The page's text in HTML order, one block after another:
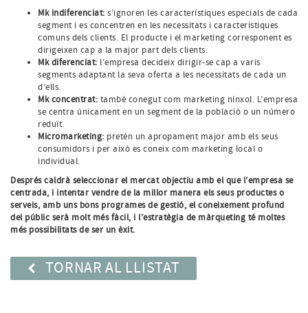
Mk indiferenciat: s’ignoren les característiques especials de cada
segment i es concentren en les necessitats i característiques
comuns dels clients. El producte i el marketing corresponent es
dirigeixen cap a la major part dels clients.
Mk diferenciat: l’empresa decideix dirigir-se cap a varis
segments adaptant la seva oferta a les necessitats de cada un
d’ells.
Mk concentrat: també conegut com marketing nínxol. L’empresa
se centra únicament en un segment de la població o un número
reduït.
Micromarketing: pretén un apropament major amb els seus
consumidors i per això es coneix com marketing local o
individual.
Després caldrà seleccionar el mercat objectiu amb el que l’empresa se
centrada, i intentar vendre de la millor manera els seus productes o
serveis, amb uns bons programes de gestió, el coneixement profund
del públic serà molt més fàcil, i l’estratègia de màrqueting té moltes
més possibilitats de ser un èxit.
TORNAR AL LLISTAT